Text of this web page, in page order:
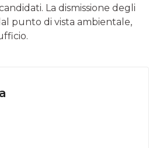
La dismissione degli
punto di vista ambientale,